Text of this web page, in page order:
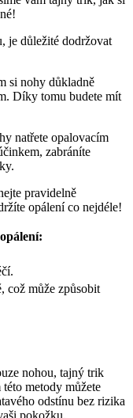
je důležité dodržovat
si nohy důkladně
Díky tomu budete mít
natřete opalovacím
zabráníte
pravidelně
opálení co nejdéle!
což může způsobit
nohou, tajný trik
metody můžete
odstínu bez rizika